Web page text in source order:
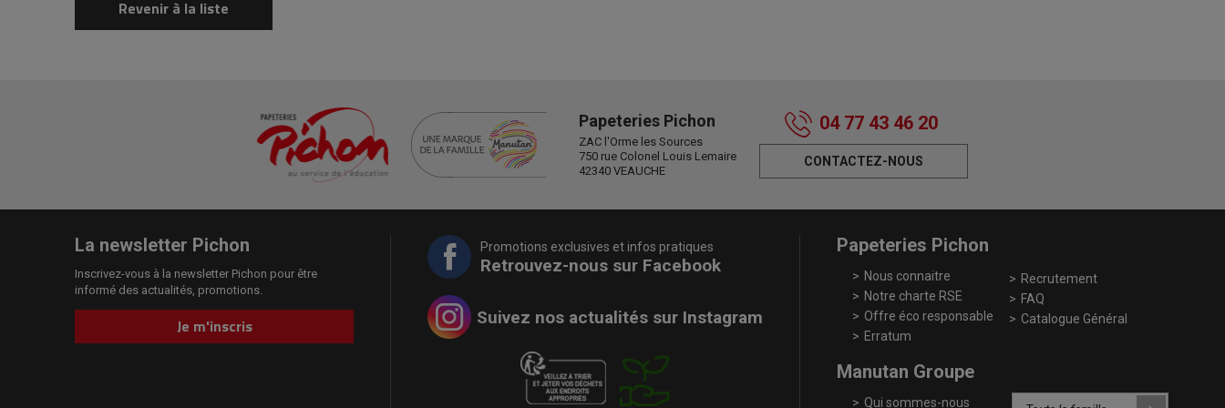
Revenir à la liste
Papeteries Pichon
ZAC l'Orme les Sources
750 rue Colonel Louis Lemaire
42340 VEAUCHE
04 77 43 46 20
CONTACTEZ-NOUS
La newsletter Pichon
Inscrivez-vous à la newsletter Pichon pour être
informé des actualités, promotions.
Je m'inscris
Promotions exclusives et infos pratiques
Retrouvez-nous sur Facebook
Suivez nos actualités sur Instagram
Papeteries Pichon
Nous connaitre
Notre charte RSE
Offre éco responsable
Erratum
Recrutement
FAQ
Catalogue Général
Manutan Groupe
Qui sommes-nous